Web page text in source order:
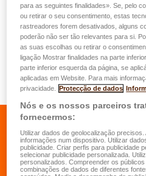
Estabeleceu uma relação de
garagem e está satisfeito com
carro estiver danificado,
ela. Não há problema! A
e não impõe uma garagem ou
um convenção de reparação.
Ir para o
Ir
para as seguintes finalidades». Se, pelo
ou retirar o seu consentimento, estas
rastreadores forem desativados, alguns
poderão não ser tão relevantes para si.
as suas escolhas ou retirar o
ligação Mostrar finalidades na parte
parte inferior esquerda da página, se
aplicadas em Website. Para mais
privacidade.
Protecção de dados
Nós e os nossos parceiros
fornecermos:
Utilizar dados de geolocalização
informações num dispositivo. Utilizar
publicidade. Criar perfis para publicidade
selecionar publicidade personalizada.
personalizados. Compreender os
combinações de dados de diferentes